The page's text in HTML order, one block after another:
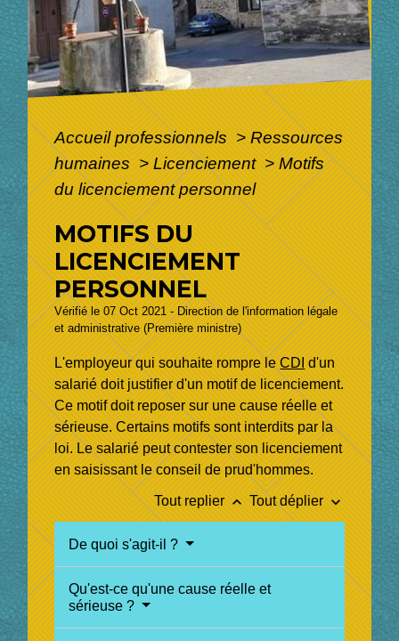
Accueil professionnels> Ressources
humaines> Licenciement> Motifs
du licenciement personnel
MOTIFS DU
LICENCIEMENT
PERSONNEL
Vérifié le 07 Oct 2021 - Direction de l'information légale
et administrative (Première ministre)
L'employeur qui souhaite rompre leCDId'un
salarié doit justifier d'un motif de licenciement.
Ce motif doit reposer sur une cause réelle et
sérieuse. Certains motifs sont interdits par la
loi. Le salarié peut contester son licenciement
en saisissant le conseil de prud'hommes.
Tout replierkeyboard_arrow_up Tout déplierkeyboard_arrow_down
De quoi s'agit-il ?
Qu'est-ce qu'une cause réelle et
sérieuse ?